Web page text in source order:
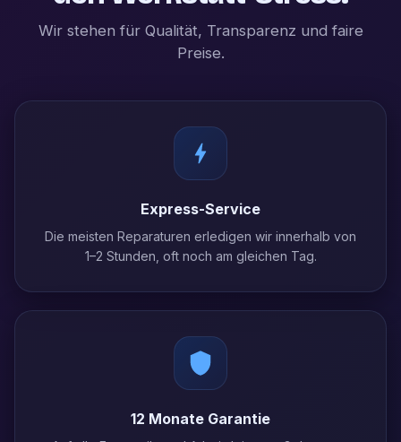
Wir stehen für Qualität, Transparenz und faire
Preise.
Express-Service
Die meisten Reparaturen erledigen wir innerhalb von
1–2 Stunden, oft noch am gleichen Tag.
12 Monate Garantie